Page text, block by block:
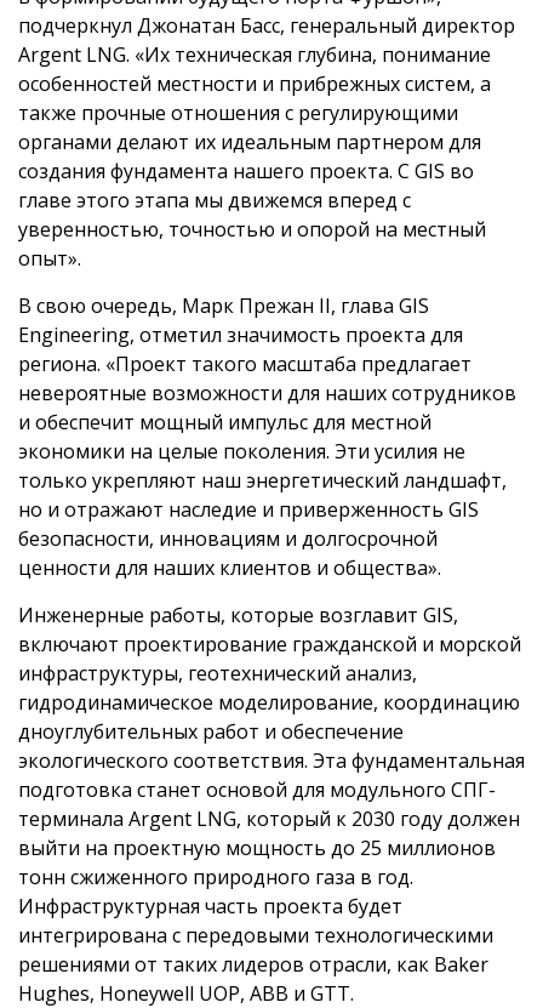
подчеркнул Джонатан Басс, генеральный директор
Argent LNG. «Их техническая глубина, понимание
особенностей местности и прибрежных систем, а
также прочные отношения с регулирующими
органами делают их идеальным партнером для
создания фундамента нашего проекта. С GIS во
главе этого этапа мы движемся вперед с
уверенностью, точностью и опорой на местный
опыт».
В свою очередь, Марк Прежан II, глава GIS
Engineering, отметил значимость проекта для
региона. «Проект такого масштаба предлагает
невероятные возможности для наших сотрудников
и обеспечит мощный импульс для местной
экономики на целые поколения. Эти усилия не
только укрепляют наш энергетический ландшафт,
но и отражают наследие и приверженность GIS
безопасности, инновациям и долгосрочной
ценности для наших клиентов и общества».
Инженерные работы, которые возглавит GIS,
включают проектирование гражданской и морской
инфраструктуры, геотехнический анализ,
гидродинамическое моделирование, координацию
дноуглубительных работ и обеспечение
экологического соответствия. Эта фундаментальная
подготовка станет основой для модульного СПГ-
терминала Argent LNG, который к 2030 году должен
выйти на проектную мощность до 25 миллионов
тонн сжиженного природного газа в год.
Инфраструктурная часть проекта будет
интегрирована с передовыми технологическими
решениями от таких лидеров отрасли, как Baker
Hughes, Honeywell UOP, ABB и GTT.